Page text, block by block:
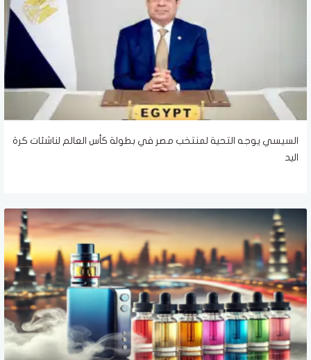
السيسي يوجه التحية لمنتخب مصر في بطولة كأس العالم لناشئات كرة
اليد